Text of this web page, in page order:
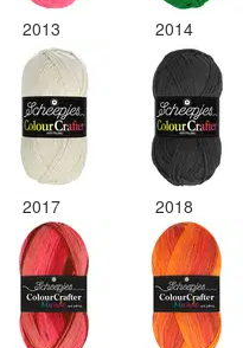
2013 2014
2017 2018